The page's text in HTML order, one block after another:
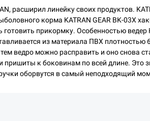
расширил линейку своих продуктов.
корма KATRAN GEAR ВK-03Х
прикормку. Особенностью ведер
из материала ПВХ
ведро можно расправить и оно снова
пришиты к боковинам по всей длине.
оборвутся в самый неподходящий